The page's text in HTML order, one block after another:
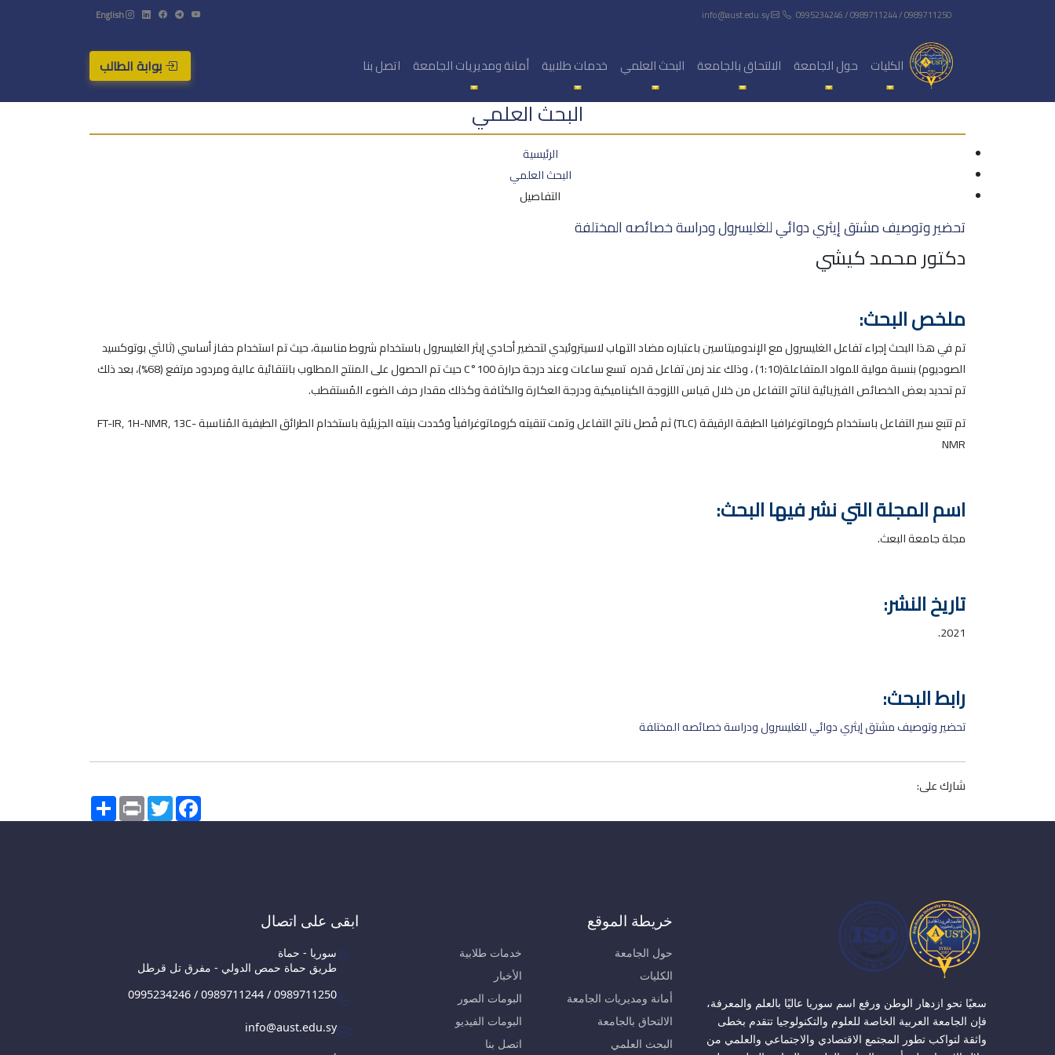
0995234246 / 0989711244 / 0989711250
English
الكليات حول الجامعة الالتحاق بالجامعة البحث العلمي خدمات طلابية أمانة ومديريات الجامعة اتصل بنا بوابة الطالب
البحث العلمي
الرئيسية
البحث العلمي
التفاصيل
تحضير وتوصيف مشتق إيثري دوائي للغليسرول ودراسة خصائصه المختلفة
دكتور محمد كيشي
ملخص البحث:
تم في هذا البحث إجراء تفاعل الغليسرول مع الإندوميتاسين باعتباره مضاد التهاب لاسيتروئيدي لتحضير أحادي إيثر الغليسرول باستخدام شروط مناسبة، حيث تم استخدام حفاز أساسي (ثالثي بوتوكسيد
الصوديوم) بنسبة مولية للمواد المتفاعلة(1:10) ، وذلك عند زمن تفاعل قدره تسع ساعات وعند درجة حرارة 100°C حيث تم الحصول على المنتج المطلوب بانتقائية عالية ومردود مرتفع (68%)، بعد ذلك
تم تحديد بعض الخصائص الفيزيائية لناتج التفاعل من خلال قياس اللزوجة الكيناميكية ودرجة العكارة والكثافة وكذلك مقدار حرف الضوء المُستقطب.
تم تتبع سير التفاعل باستخدام كروماتوغرافيا الطبقة الرقيقة (TLC) ثم فُصل ناتج التفاعل وتمت تنقيته كروماتوغرافياً وحُددت بنيته الجزيئية باستخدام الطرائق الطيفية المُناسبة FT-IR, 1H-NMR, 13C-
NMR
اسم المجلة التي نشر فيها البحث:
مجلة جامعة البعث.
تاريخ النشر:
2021.
رابط البحث:
تحضير وتوصيف مشتق إيثري دوائي للغليسرول ودراسة خصائصه المختلفة
شارك على:
Share PrintTwitterFacebook
سعيًا نحو ازدهار الوطن ورفع اسم سوريا عاليًا بالعلم والمعرفة،
فإن الجامعة العربية الخاصة للعلوم والتكنولوجيا تتقدم بخطى
واثقة لتواكب تطور المجتمع الاقتصادي والاجتماعي والعلمي من
خريطة الموقع
حول الجامعة
الكليات
أمانة ومديريات الجامعة
الالتحاق بالجامعة
البحث العلمي
خدمات طلابية
الأخبار
البومات الصور
البومات الفيديو
اتصل بنا
ابقى على اتصال
سوريا - حماة
طريق حماة حمص الدولي - مفرق تل قرطل
0995234246 / 0989711244 / 0989711250
info@aust.edu.sy